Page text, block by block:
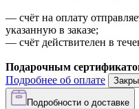
— счёт на оплату
указанную в заказе;
— счёт действителен в
Подарочным
Подробнее об оплате
Подробности о доставке